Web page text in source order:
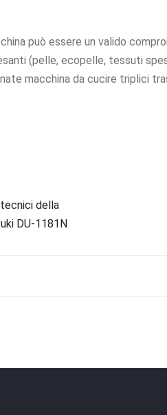
può essere un valido
(pelle, ecopelle, tessuti
macchina da cucire triplici
della
DU-1181N